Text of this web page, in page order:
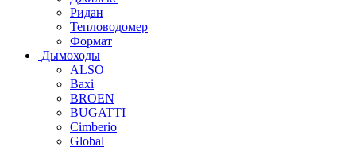
Ридан
Тепловодомер
Формат
Дымоходы
ALSO
Baxi
BROEN
BUGATTI
Cimberio
Global